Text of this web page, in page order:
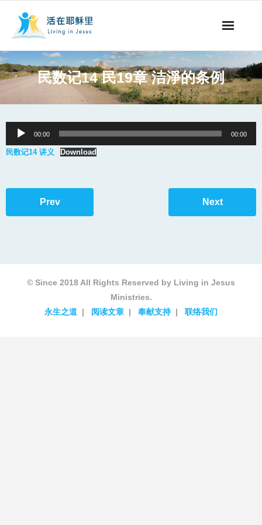
事工概要
阅读文章
永生之道
其他语言
民数记14 民19章 洁淨的条例
Audio
Player
00:00 00:00
民数记14 讲义 Download
Prev Next
© Since 2018 All Rights Reserved by Living in Jesus
Ministries.
永生之道
阅读文章 奉献支持 联络我们